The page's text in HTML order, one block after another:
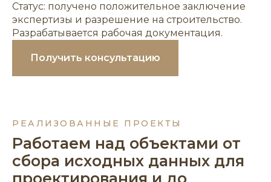
Статус: получено положительное заключение
экспертизы и разрешение на строительство.
Разрабатывается рабочая документация.
Получить консультацию
РЕАЛИЗОВАННЫЕ ПРОЕКТЫ
Работаем над объектами от
сбора исходных данных для
проектирования и до